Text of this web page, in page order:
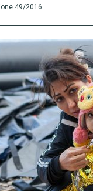
49/2016